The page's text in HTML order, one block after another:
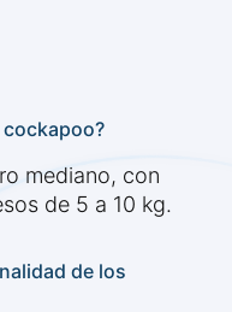
mediano, con
de 5 a 10 kg.
de los